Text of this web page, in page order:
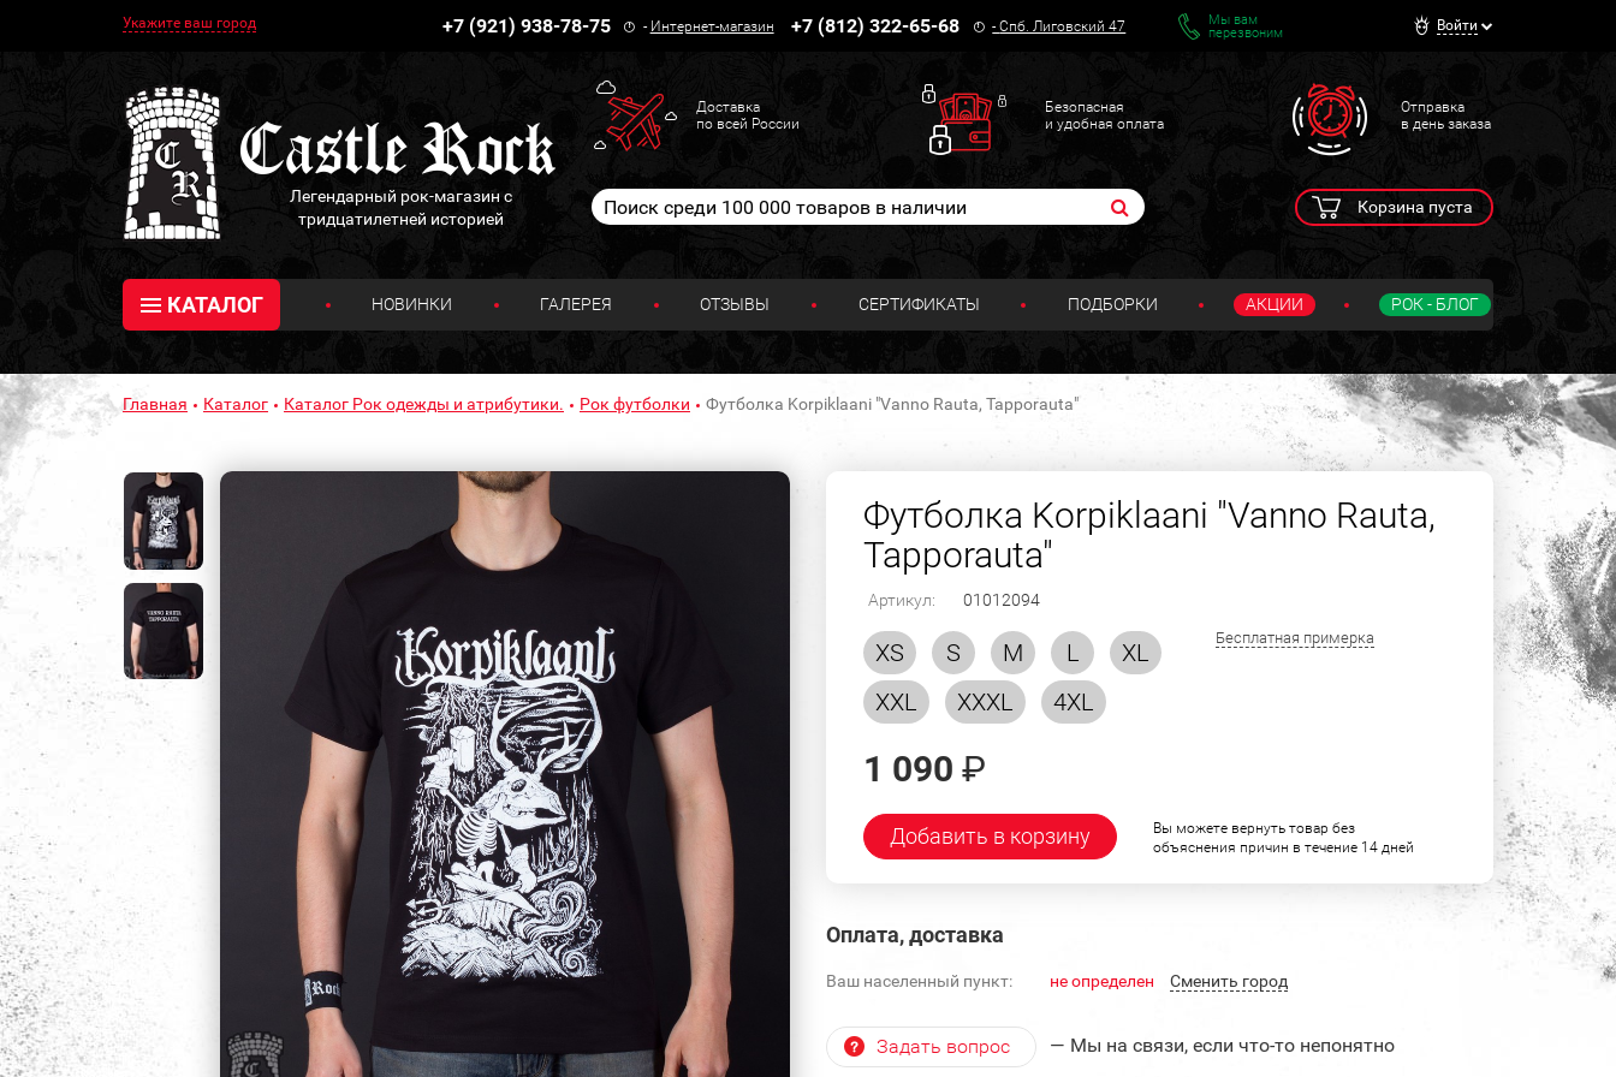
Укажите ваш город +7 (921) 938-78-75 - Интернет-магазин +7 (812) 322-65-68 -Спб. Лиговский 47
Мы вам
перезвоним
Войти
Легендарный рок-магазин с
тридцатилетней историей
Доставка
по всей России
Безопасная
и удобная оплата
Отправка
в день заказа
Корзина пуста
КАТАЛОГ НОВИНКИ ГАЛЕРЕЯ ОТЗЫВЫ СЕРТИФИКАТЫ ПОДБОРКИ АКЦИИ РОК - БЛОГ
Главная Каталог Каталог Рок одежды и атрибутики. Рок футболки Футболка Korpiklaani "Vanno Rauta, Tapporauta"
Футболка Korpiklaani "Vanno Rauta,
Tapporauta"
Артикул: 01012094
XS S M L
XL
XXL
XXXL 4XL
Бесплатная примерка
1 090 ₽
Добавить в корзину
Вы можете вернуть товар без
объяснения причин в течение 14 дней
Оплата, доставка
Ваш населенный пункт: не определен Cменить город
Задать вопрос — Мы на связи, если что-то непонятно